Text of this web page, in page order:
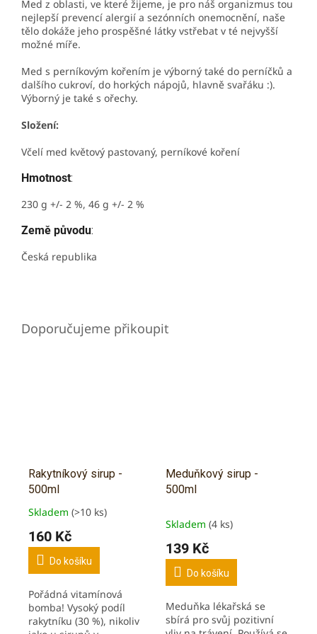
Med z oblasti, ve které žijeme, je pro náš organizmus tou
nejlepší prevencí alergií a sezónních onemocnění, naše
tělo dokáže jeho prospěšné látky vstřebat v té nejvyšší
možné míře.
Med s perníkovým kořením je výborný také do perníčků a
dalšího cukroví, do horkých nápojů, hlavně svařáku :).
Výborný je také s ořechy.
Složení:
Včelí med květový pastovaný, perníkové koření
Hmotnost:
230 g +/- 2 %, 46 g +/- 2 %
Země původu:
Česká republika
Rakytníkový sirup -
500ml
Průměrné
hodnocení
produktu
5,0
5
hvězdiček.
Skladem (>10 ks)
160 Kč
Do košíku
Pořádná vitamínová
bomba! Vysoký podíl
rakytníku (30 %), nikoliv
Meduňkový sirup -
500ml
Skladem (4 ks)
139 Kč
Do košíku
Meduňka lékařská se
sbírá pro svůj pozitivní